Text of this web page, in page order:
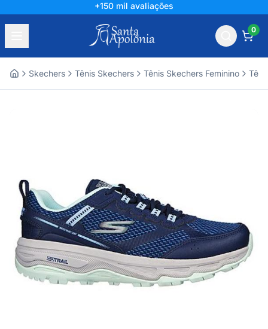
+150 mil avaliações
0
Skechers Tênis Skechers Tênis Skechers Feminino